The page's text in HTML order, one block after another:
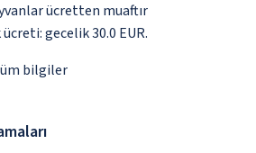
ücretten muaftır
gecelik 30.0 EUR.
bilgiler